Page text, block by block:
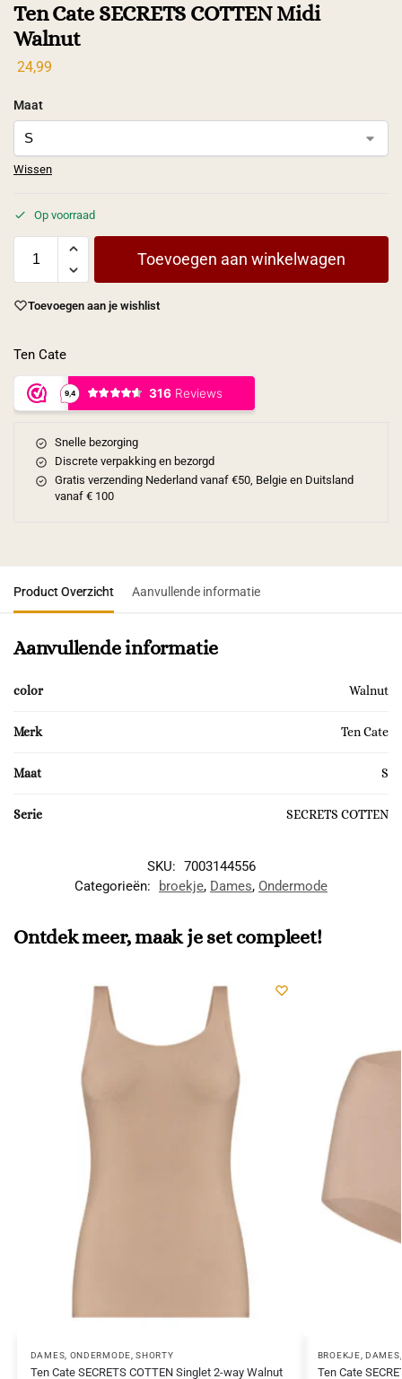
Ten Cate SECRETS COTTEN Midi
Walnut
24,99
Maat
Wissen
Op voorraad
Toevoegen aan winkelwagen
Toevoegen aan je wishlist
Ten Cate
Snelle bezorging
Discrete verpakking en bezorgd
Gratis verzending Nederland vanaf €50, Belgie en Duitsland
vanaf € 100
Product Overzicht Aanvullende informatie
Aanvullende informatie
color Walnut
Merk Ten Cate
Maat S
Serie SECRETS COTTEN
SKU: 7003144556
Categorieën:
broekje, Dames, Ondermode
Ontdek meer, maak je set compleet!
DAMES ONDERMODE ,SHORTY
Ten Cate SECRETS COTTEN Singlet 2-way Walnut
BROEKJE ,DAMES
Ten Cate